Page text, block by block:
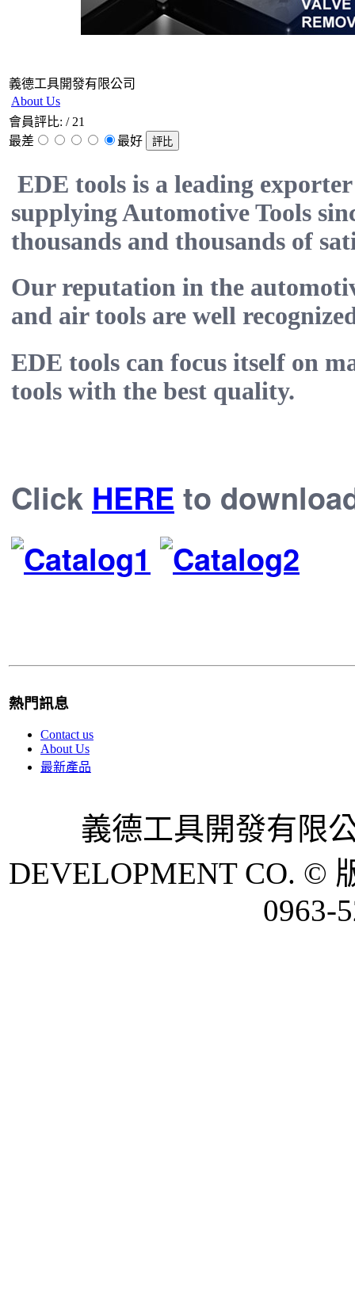
義德工具開發有限公司
About Us
會員評比: / 21
最差
最好
EDE tools is a leading
supplying Automotive Tools
thousands and thousands of
Our reputation in the
and air tools are well
EDE tools can focus itself on
tools with the best quality.
Click HERE to
熱門訊息
Contact us
About Us
最新產品
義德工具開發有限
DEVELOPMENT CO. ©
0963-